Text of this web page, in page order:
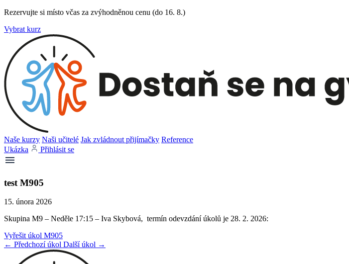
Rezervujte si místo včas za zvýhodněnou cenu (do 16. 8.)
Vybrat kurz
Naše kurzy Naši učitelé Jak zvládnout přijímačky Reference
Ukázka
Přihlásit se
test M905
15. února 2026
Skupina M9 – Neděle 17:15 – Iva Skybová, termín odevzdání úkolů je 28. 2. 2026:
Vyřešit úkol M905
← Předchozí úkol Další úkol →